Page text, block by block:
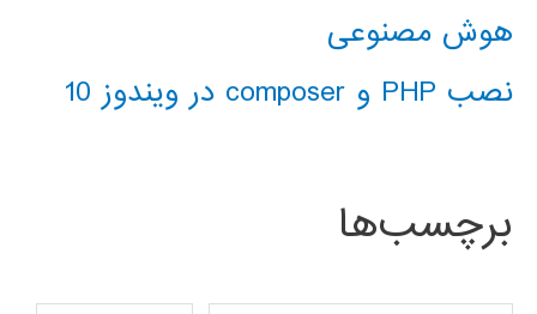
هوش مصنوعی
نصب PHP و composer در ویندوز 10
برچسب‌ها